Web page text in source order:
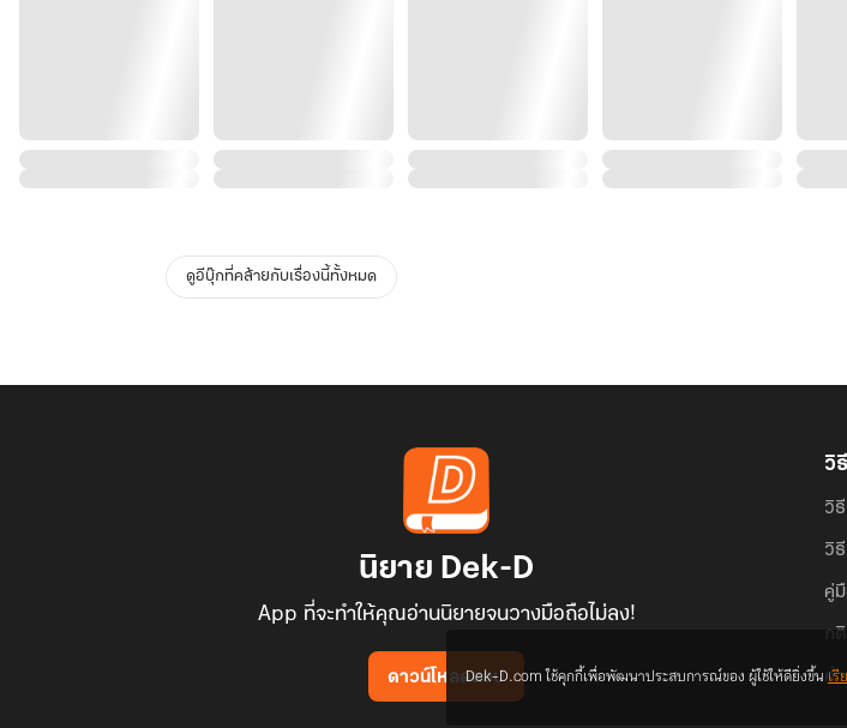
ดูอีบุ๊กที่คล้ายกับเรื่องนี้ทั้งหมด
นิยาย Dek-D
App ที่จะทำให้คุณอ่านนิยายจนวางมือถือไม่ลง!
ดาวน์โหลดแอป
วิ
วิ
วิ
คู่
ก
ค
Dek-D.com ใช้คุกกี้เพื่อพัฒนาประสบการณ์ของ ผู้ใช้ให้ดียิ่งขึ้นเ